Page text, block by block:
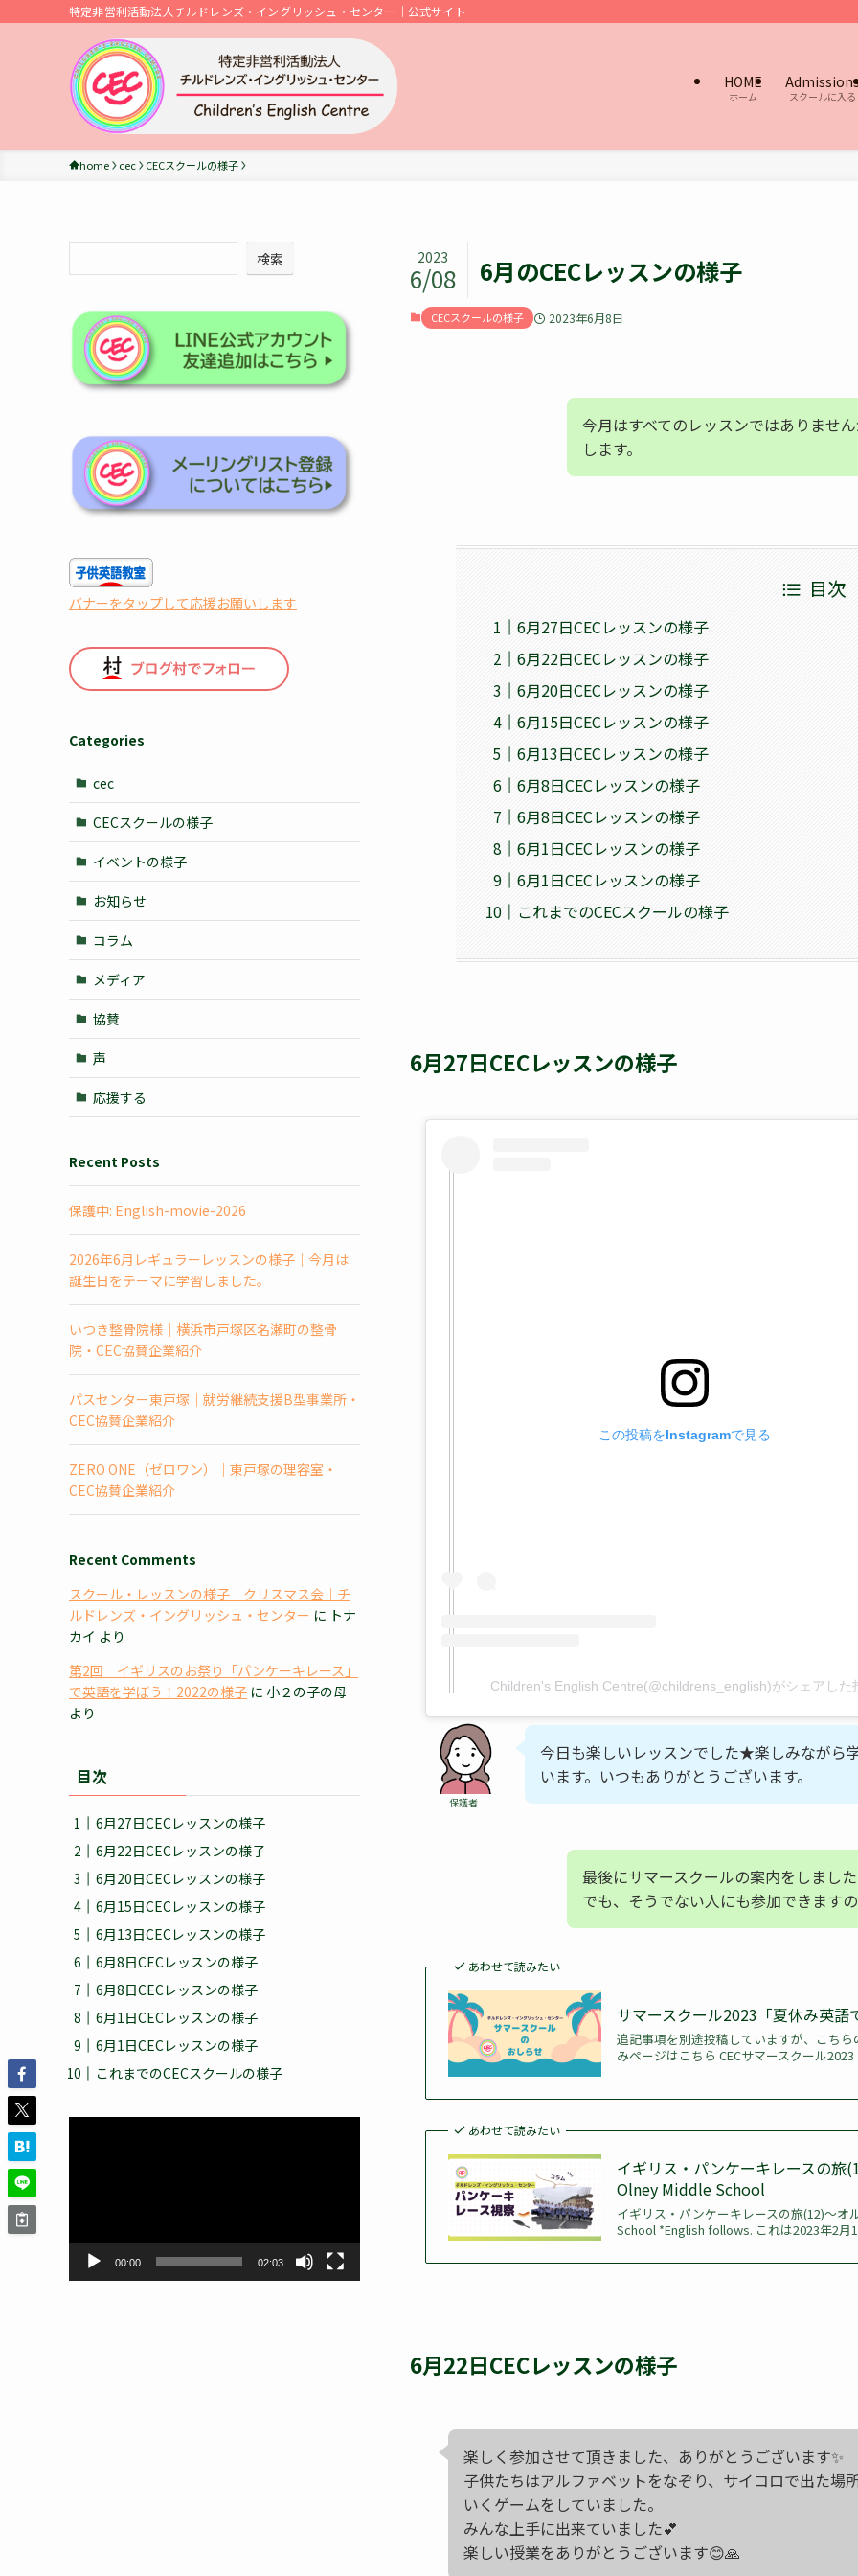
特定非営利活動法人チルドレンズ・イングリッシュ・センター｜公式サイト
HOME
ホーム スクールに入る
home cec CECスクールの様子
6月のCECレッスンの様子
2023
6/08
CECスクールの様子 2023年6月8日
今月はすべてのレッスンではありませ
します。
目次
6月27日CECレッスンの様子
6月22日CECレッスンの様子
6月20日CECレッスンの様子
6月15日CECレッスンの様子
6月13日CECレッスンの様子
6月8日CECレッスンの様子
6月8日CECレッスンの様子
6月1日CECレッスンの様子
6月1日CECレッスンの様子
これまでのCECスクールの様子
6月27日CECレッスンの様子
この投稿をInstagramで見る
Children's English Centre(@childrens_english)がシェアした
保護者
今日も楽しいレッスンでした★楽しみながら
います。いつもありがとうございます。
最後にサマースクールの案内をしまし
でも、そうでない人にも参加できます
あわせて読みたい
サマースクール2023「夏休み英
追記事項を別途投稿していますが、こち
みページはこちら CECサマースクール
あわせて読みたい
イギリス・パンケーキレースの旅
Olney Middle School
イギリス・パンケーキレースの旅(12)〜オ
School *English follows. これは2023年2
6月22日CECレッスンの様子
楽しく参加させて頂きました、ありがとうございます✨
子供たちはアルファベットをなぞり、サイコロで出た場
いくゲームをしていました。
みんな上手に出来ていました💕
楽しい授業をありがとうございます😊🙏
検索
バナーをタップして応援お願いします
Categories
cec
CECスクールの様子
イベントの様子
お知らせ
コラム
メディア
協賛
声
応援する
Recent Posts
保護中: English-movie-2026
2026年6月レギュラーレッスンの様子｜今月は
誕生日をテーマに学習しました。
いつき整骨院様｜横浜市戸塚区名瀬町の整骨
院・CEC協賛企業紹介
パスセンター東戸塚｜就労継続支援B型事業所・
CEC協賛企業紹介
ZERO ONE（ゼロワン）｜東戸塚の理容室・
CEC協賛企業紹介
Recent Comments
スクール・レッスンの様子 クリスマス会｜チ
ルドレンズ・イングリッシュ・センター に トナ
カイ より
第2回 イギリスのお祭り「パンケーキレース」
で英語を学ぼう！2022の様子 に 小２の子の母
より
目次
6月27日CECレッスンの様子
6月22日CECレッスンの様子
6月20日CECレッスンの様子
6月15日CECレッスンの様子
6月13日CECレッスンの様子
6月8日CECレッスンの様子
6月8日CECレッスンの様子
6月1日CECレッスンの様子
6月1日CECレッスンの様子
これまでのCECスクールの様子
00:00 02:03